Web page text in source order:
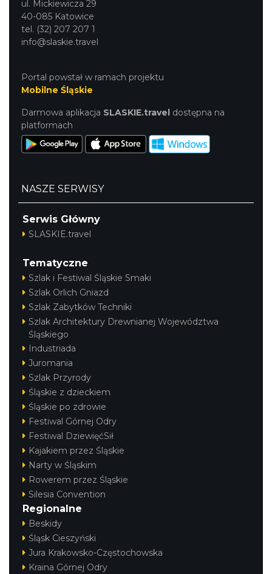
ul. Mickiewicza 29
40-085 Katowice
tel. (32) 207 207 1
info@slaskie.travel
Portal powstał w ramach projektu
Mobilne Śląskie
Darmowa aplikacja SLASKIE.travel dostępna na
platformach
NASZE SERWISY
Serwis Główny
SLASKIE.travel
Tematyczne
Szlak i Festiwal Śląskie Smaki
Szlak Orlich Gniazd
Szlak Zabytków Techniki
Szlak Architektury Drewnianej Województwa
Śląskiego
Industriada
Juromania
Szlak Przyrody
Śląskie z dzieckiem
Śląskie po zdrowie
Festiwal Górnej Odry
Festiwal DziewięćSił
Kajakiem przez Śląskie
Narty w Śląskim
Rowerem przez Śląskie
Silesia Convention
Regionalne
Beskidy
Śląsk Cieszyński
Jura Krakowsko-Częstochowska
Kraina Górnej Odry